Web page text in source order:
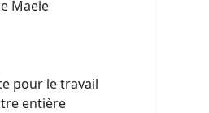
Maele
pour le travail
entière